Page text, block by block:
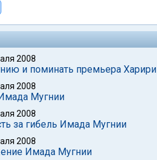
2008
и поминать премьера Харири
2008
Мугнии
2008
за гибель Имада Мугнии
2008
Имада Мугнии